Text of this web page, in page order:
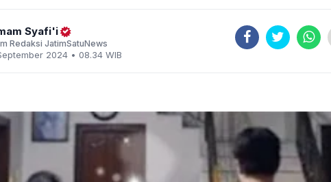
Syafi'i
Redaksi JatimSatuNews
2024 • 08.34 WIB